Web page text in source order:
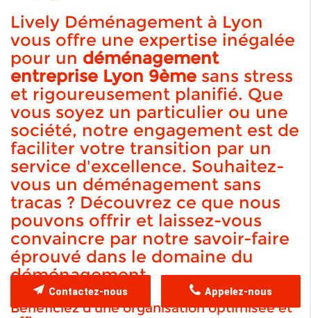
Lively Déménagement à Lyon
vous offre une expertise inégalée
pour un déménagement
entreprise Lyon 9ème sans stress
et rigoureusement planifié. Que
vous soyez un particulier ou une
société, notre engagement est de
faciliter votre transition par un
service d'excellence. Souhaitez-
vous un déménagement sans
tracas ? Découvrez ce que nous
pouvons offrir et laissez-vous
convaincre par notre savoir-faire
éprouvé dans le domaine du
déménagement.
Bénéficiez d'une organisation optimisée et
Appelez-nous
Contactez-nous